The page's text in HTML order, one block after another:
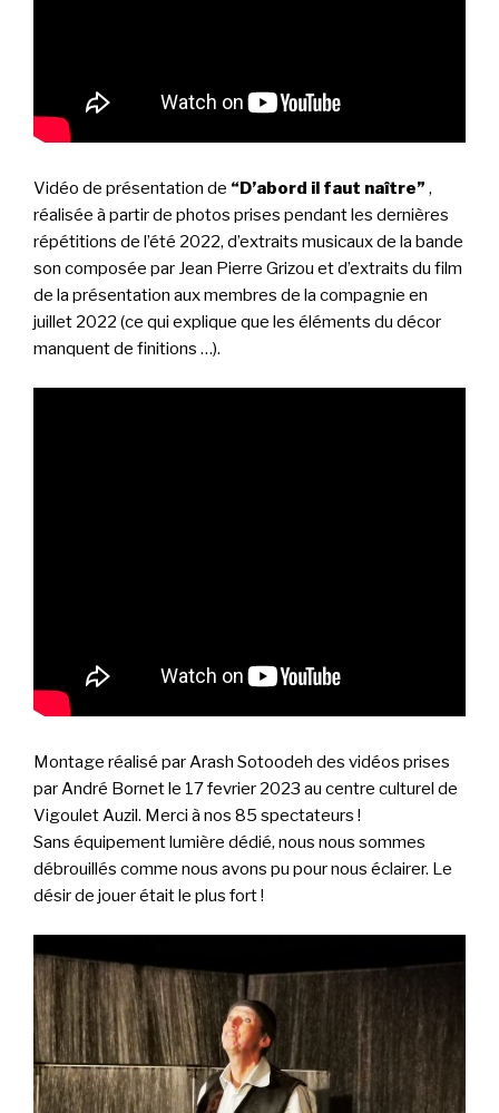
Vidéo de présentation de “D’abord il faut naître” ,
réalisée à partir de photos prises pendant les dernières
répétitions de l’été 2022, d’extraits musicaux de la bande
son composée par Jean Pierre Grizou et d’extraits du film
de la présentation aux membres de la compagnie en
juillet 2022 (ce qui explique que les éléments du décor
manquent de finitions …).
Montage réalisé par Arash Sotoodeh des vidéos prises
par André Bornet le 17 fevrier 2023 au centre culturel de
Vigoulet Auzil. Merci à nos 85 spectateurs !
Sans équipement lumière dédié, nous nous sommes
débrouillés comme nous avons pu pour nous éclairer. Le
désir de jouer était le plus fort !